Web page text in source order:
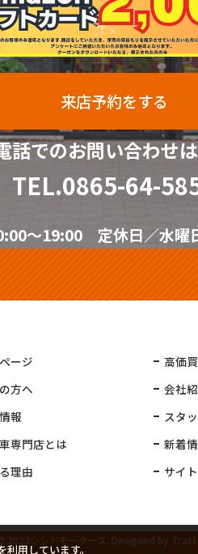
来店予約をする
話でのお問い合わせ
TEL.0865-64-
～19:00 定休日／水曜
ージ
方へ
報
専門店とは
理由
高価
会社
スタ
新着
サイ
2023シシドモータース. Designed by
用しています。